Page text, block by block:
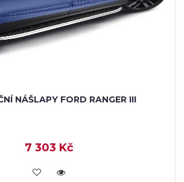
NÁŠLAPY FORD RANGER III
7 303 Kč
KOUPIT